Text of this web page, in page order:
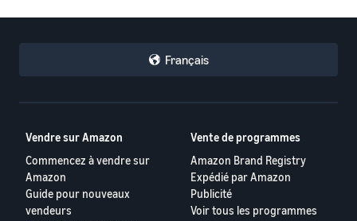
Français
Vendre sur Amazon
Commencez à vendre sur
Amazon
Guide pour nouveaux
vendeurs
Vente de programmes
Amazon Brand Registry
Expédié par Amazon
Publicité
Voir tous les programmes